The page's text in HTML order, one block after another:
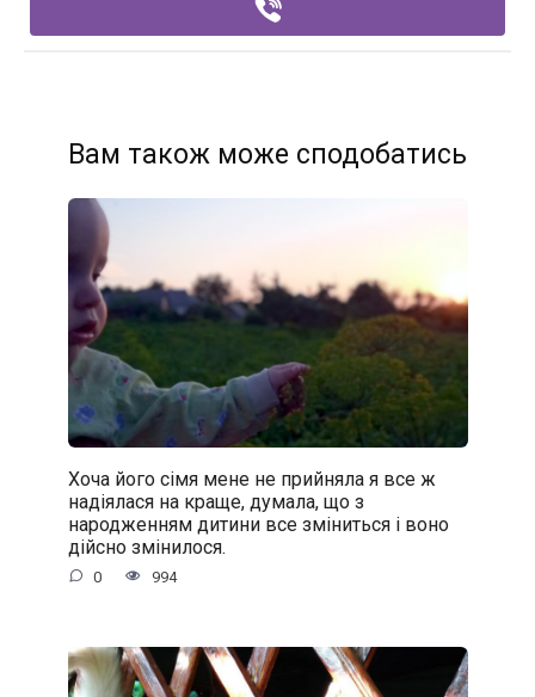
Вам також може сподобатись
Хоча його сімя мене не прийняла я все ж
надіялася на краще, думала, що з
народженням дитини все зміниться і воно
дійсно змінилося.
0 994